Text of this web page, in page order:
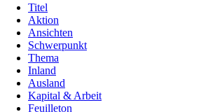
Titel
Aktion
Ansichten
Schwerpunkt
Thema
Inland
Ausland
Kapital & Arbeit
Feuilleton